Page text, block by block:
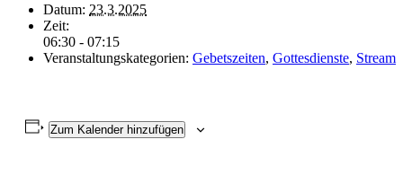
Datum: 23.3.2025
Zeit:
06:30 - 07:15
Veranstaltungskategorien: Gebetszeiten, Gottesdienste, Stream
Zum Kalender hinzufügen